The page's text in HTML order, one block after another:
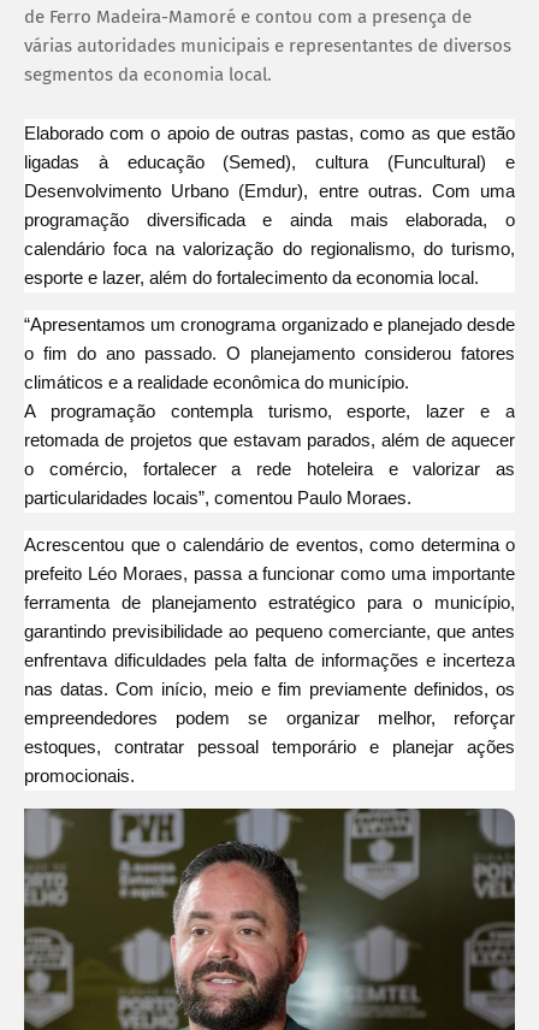
de Ferro Madeira-Mamoré e contou com a presença de
várias autoridades municipais e representantes de diversos
segmentos da economia local.
Elaborado com o apoio de outras pastas, como as que estão
ligadas à educação (Semed), cultura (Funcultural) e
Desenvolvimento Urbano (Emdur), entre outras. Com uma
programação diversificada e ainda mais elaborada, o
calendário foca na valorização do regionalismo, do turismo,
esporte e lazer, além do fortalecimento da economia local.
“Apresentamos um cronograma organizado e planejado desde
o fim do ano passado. O planejamento considerou fatores
climáticos e a realidade econômica do município.
A programação contempla turismo, esporte, lazer e a
retomada de projetos que estavam parados, além de aquecer
o comércio, fortalecer a rede hoteleira e valorizar as
particularidades locais”, comentou Paulo Moraes.
Acrescentou que o calendário de eventos, como determina o
prefeito Léo Moraes, passa a funcionar como uma importante
ferramenta de planejamento estratégico para o município,
garantindo previsibilidade ao pequeno comerciante, que antes
enfrentava dificuldades pela falta de informações e incerteza
nas datas. Com início, meio e fim previamente definidos, os
empreendedores podem se organizar melhor, reforçar
estoques, contratar pessoal temporário e planejar ações
promocionais.